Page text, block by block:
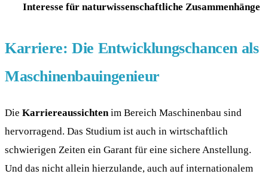
Interesse für naturwissenschaftliche Zusammenhänge
Karriere: Die Entwicklungschancen als
Maschinenbauingenieur
Die Karriereaussichtenim Bereich Maschinenbau sind
hervorragend. Das Studium ist auch in wirtschaftlich
schwierigen Zeiten ein Garant für eine sichere Anstellung.
Und das nicht allein hierzulande, auch auf internationalem